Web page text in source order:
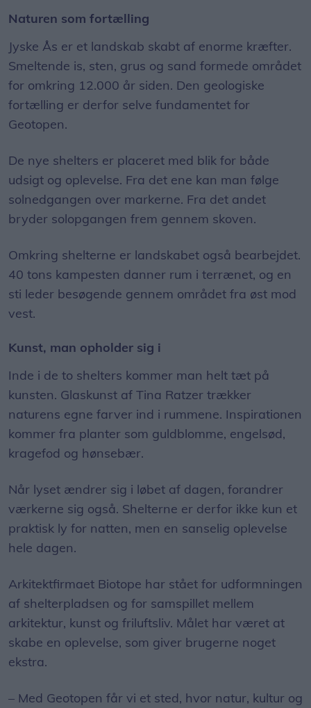
Naturen som fortælling
Jyske Ås er et landskab skabt af enorme kræfter.
Smeltende is, sten, grus og sand formede området
for omkring 12.000 år siden. Den geologiske
fortælling er derfor selve fundamentet for
Geotopen.
De nye shelters er placeret med blik for både
udsigt og oplevelse. Fra det ene kan man følge
solnedgangen over markerne. Fra det andet
bryder solopgangen frem gennem skoven.
Omkring shelterne er landskabet også bearbejdet.
40 tons kampesten danner rum i terrænet, og en
sti leder besøgende gennem området fra øst mod
vest.
Kunst, man opholder sig i
Inde i de to shelters kommer man helt tæt på
kunsten. Glaskunst af Tina Ratzer trækker
naturens egne farver ind i rummene. Inspirationen
kommer fra planter som guldblomme, engelsød,
kragefod og hønsebær.
Når lyset ændrer sig i løbet af dagen, forandrer
værkerne sig også. Shelterne er derfor ikke kun et
praktisk ly for natten, men en sanselig oplevelse
hele dagen.
Arkitektfirmaet Biotope har stået for udformningen
af shelterpladsen og for samspillet mellem
arkitektur, kunst og friluftsliv. Målet har været at
skabe en oplevelse, som giver brugerne noget
ekstra.
– Med Geotopen får vi et sted, hvor natur, kultur og